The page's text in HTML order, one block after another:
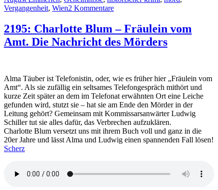
Vergangenheit, Wien2 Kommentarezu
Alex
Beer
–
2195: Charlotte Blum – Fräulein vom
Amt. Die Nachricht des Mörders
Alma Täuber ist Telefonistin, oder, wie es früher hier „Fräulein vom
Amt“. Als sie zufällig ein seltsames Telefongespräch mithört und
kurze Zeit später an dem im Telefonat erwähnten Ort eine Leiche
gefunden wird, stutzt sie – hat sie am Ende den Mörder in der
Leitung gehört? Gemeinsam mit Kommissarsanwärter Ludwig
Schiller tut sie alles dafür, das Verbrechen aufzuklären.
Charlotte Blum versetzt uns mit ihrem Buch voll und ganz in die
20er Jahre und lässt Alma und Ludwig einen spannenden Fall lösen!
Scherz